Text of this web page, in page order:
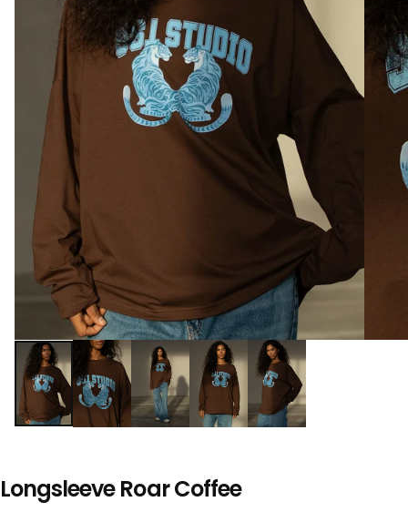
Longsleeve Roar Coffee